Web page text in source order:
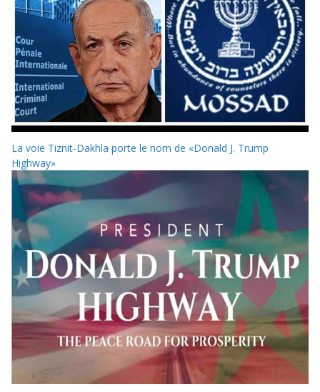
La voie Tiznit-Dakhla porte le nom de «Donald J. Trump
Highway»